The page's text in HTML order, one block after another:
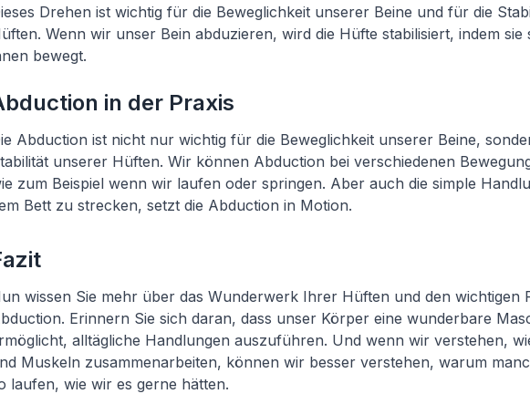
Drehen ist wichtig für die Beweglichkeit unserer Beine und für die
Wenn wir unser Bein abduzieren, wird die Hüfte stabilisiert, indem sie
bewegt.
in der Praxis
Abduction ist nicht nur wichtig für die Beweglichkeit unserer Beine,
unserer Hüften. Wir können Abduction bei verschiedenen
zum Beispiel wenn wir laufen oder springen. Aber auch die simple
Bett zu strecken, setzt die Abduction in Motion.
wissen Sie mehr über das Wunderwerk Ihrer Hüften und den wichtigen
Erinnern Sie sich daran, dass unser Körper eine wunderbare
alltägliche Handlungen auszuführen. Und wenn wir verstehen,
Muskeln zusammenarbeiten, können wir besser verstehen, warum
laufen, wie wir es gerne hätten.